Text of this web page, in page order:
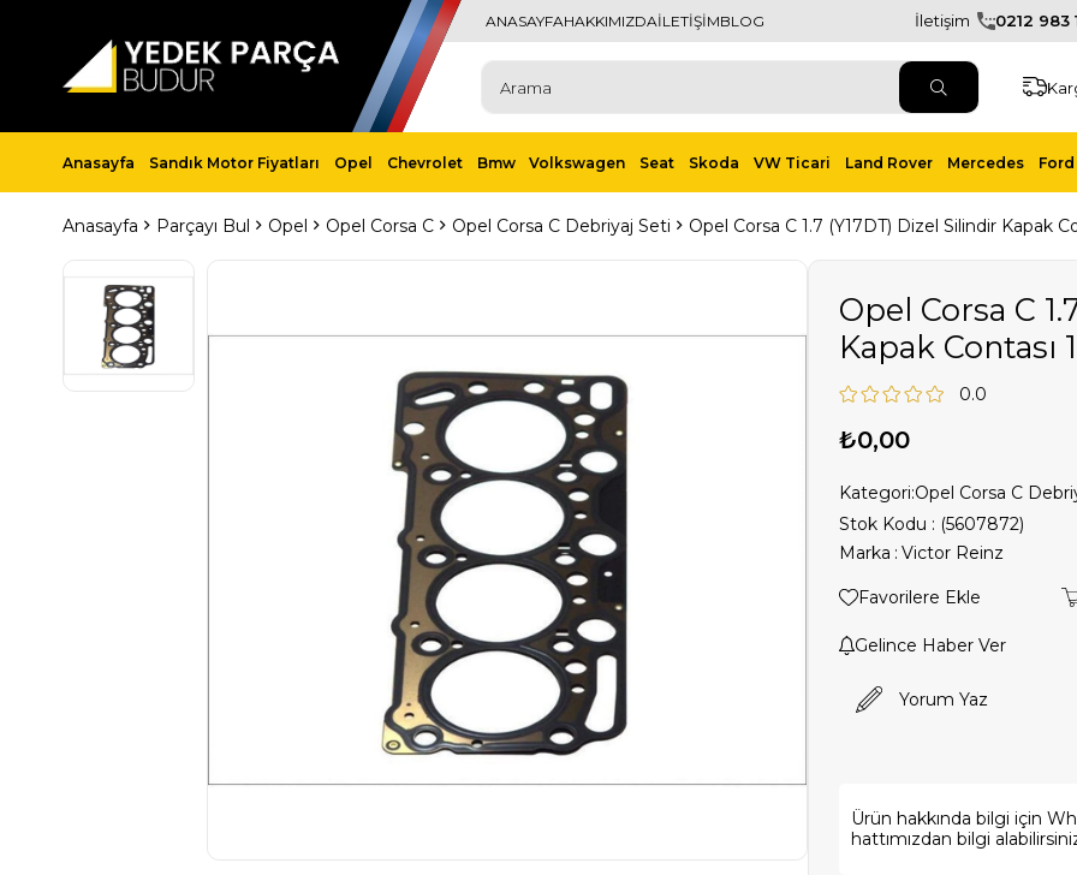
ANASAYFAHAKKIMIZDAİLETİŞİMBLOG İletişim 0212 983
Anasayfa Sandık Motor Fiyatları Opel Chevrolet Bmw Volkswagen Seat Skoda VW Ticari Land Rover Mercedes
Anasayfa Parçayı Bul Opel Opel Corsa C Opel Corsa C Debriyaj Seti Opel Corsa C 1.7 (Y17DT) Dizel Silindir Kapak
Opel Corsa C
Kapak Contası
0.0
₺0,00
Kategori:Opel Corsa C
Stok Kodu
(5607872)
Marka : Victor Reinz
Favorilere Ekle
Gelince Haber Ver
Yorum Yaz
Ürün hakkında bilgi için
hattımızdan bilgi